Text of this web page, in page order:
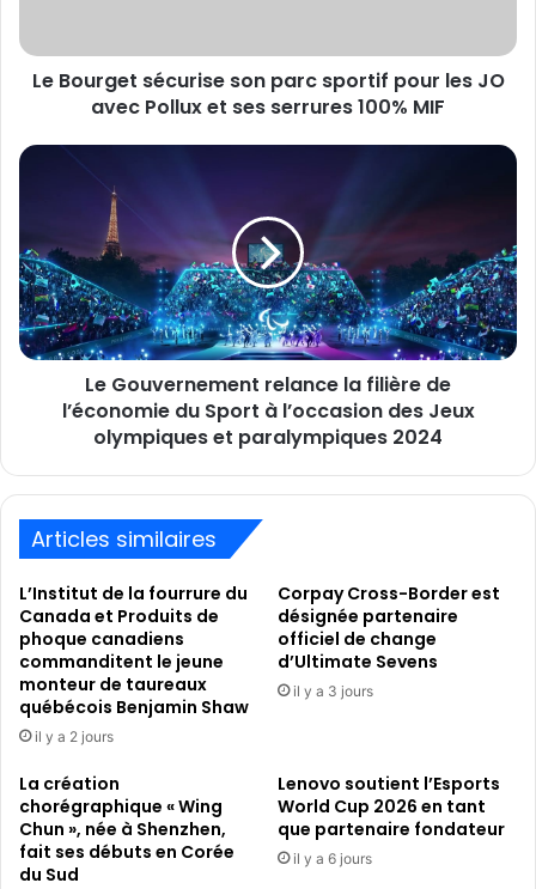
JO
avec
ses
Le Bourget sécurise son parc sportif pour les JO
avec Pollux et ses serrures 100% MIF
Le
Gouvernement
filière
de
l’économie
du
Sport
l’occasion
olympiques
paralympiques
2024
Le Gouvernement relance la filière de
l’économie du Sport à l’occasion des Jeux
olympiques et paralympiques 2024
Articles similaires
L’Institut de la fourrure du
Canada et Produits de
phoque canadiens
commanditent le jeune
monteur de taureaux
québécois Benjamin Shaw
il y a 2 jours
Corpay Cross-Border est
désignée partenaire
officiel de change
d’Ultimate Sevens
il y a 3 jours
La création
chorégraphique « Wing
Chun », née à Shenzhen,
fait ses débuts en Corée
du Sud
Lenovo soutient l’Esports
World Cup 2026 en tant
que partenaire fondateur
il y a 6 jours